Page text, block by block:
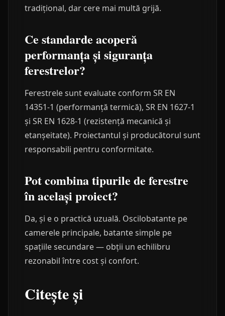
tradițional, dar cere mai multă grijă.
Ce standarde acoperă
performanța și siguranța
ferestrelor?
Ferestrele sunt evaluate conform SR EN
14351-1 (performanță termică), SR EN 1627-1
și SR EN 1628-1 (rezistență mecanică și
etanșeitate). Proiectantul și producătorul sunt
responsabili pentru conformitate.
Pot combina tipurile de ferestre
în același proiect?
Da, și e o practică uzuală. Oscilobatante pe
camerele principale, batante simple pe
spațiile secundare — obții un echilibru
rezonabil între cost și confort.
Citește și